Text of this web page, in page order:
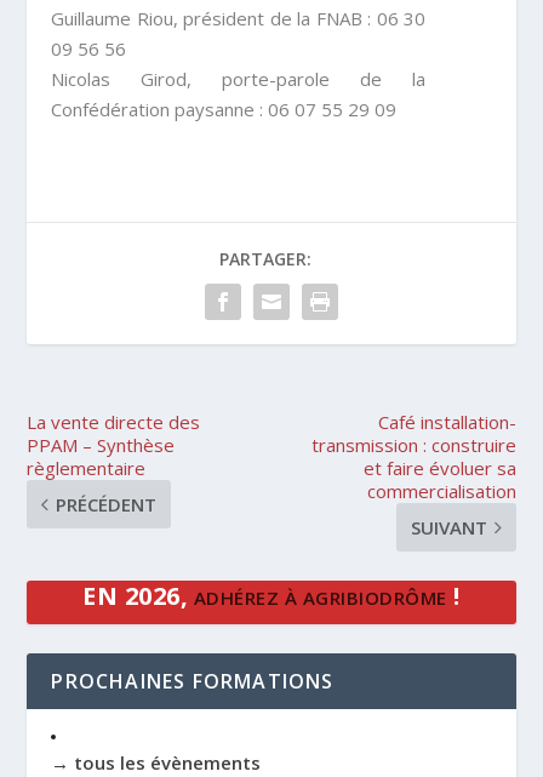
Guillaume Riou, président de la FNAB : 06 30
09 56 56
Nicolas Girod, porte-parole de la
Confédération paysanne : 06 07 55 29 09
PARTAGER:
La vente directe des
PPAM – Synthèse
règlementaire
PRÉCÉDENT
Café installation-
transmission : construire
et faire évoluer sa
commercialisation
SUIVANT
EN 2026, ADHÉREZ À AGRIBIODRÔME !
PROCHAINES FORMATIONS
→ tous les évènements